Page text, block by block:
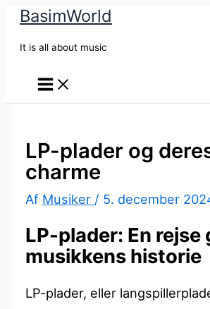
BasimWorld
It is all about music
LP-plader og
charme
Af Musiker / 5. december
LP-plader: En rejse
musikkens historie
LP-plader, eller